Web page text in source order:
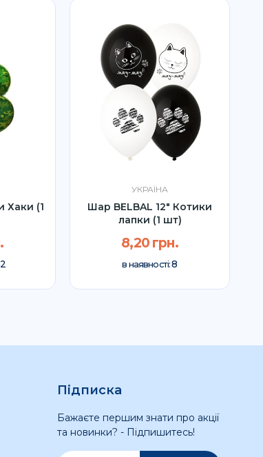
Хаки (1
УКРАЇНА
Шар BELBAL 12" Котики
лапки (1 шт)
8,20 грн.
в наявності:8
Підписка
Бажаєте першим знати про акції
та новинки? - Підпишитесь!